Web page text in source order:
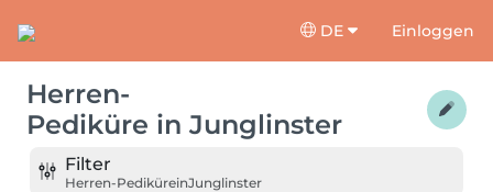
DE Einloggen
Herren-
Pediküre in Junglinster
Filter
Herren-PediküreinJunglinster